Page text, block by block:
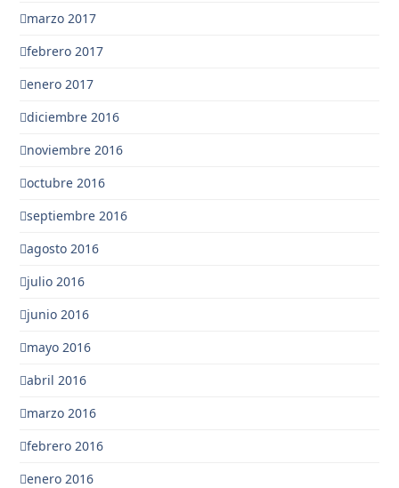
marzo 2017
febrero 2017
enero 2017
diciembre 2016
noviembre 2016
octubre 2016
septiembre 2016
agosto 2016
julio 2016
junio 2016
mayo 2016
abril 2016
marzo 2016
febrero 2016
enero 2016